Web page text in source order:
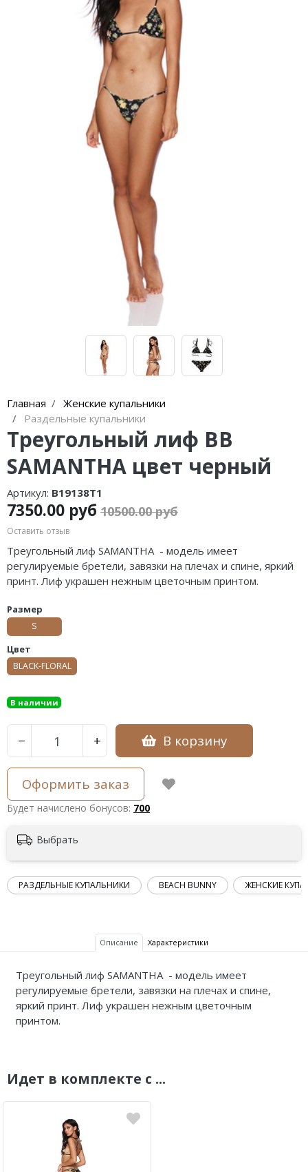
Главная
Женские купальники
Раздельные купальники
Треугольный лиф BB
SAMANTHA цвет черный
Артикул: B19138T1
7350.00 руб 10500.00 руб
Оставить отзыв
Треугольный лиф SAMANTHA - модель имеет
регулируемые бретели, завязки на плечах и спине, яркий
принт. Лиф украшен нежным цветочным принтом.
Размер
S
Цвет
BLACK-FLORAL
В наличии
− + В корзину
Оформить заказ
Будет начислено бонусов: 700
Выбрать
РАЗДЕЛЬНЫЕ КУПАЛЬНИКИ BEACH BUNNY ЖЕНСКИЕ
Описание Характеристики
Треугольный лиф SAMANTHA - модель имеет
регулируемые бретели, завязки на плечах и спине,
яркий принт. Лиф украшен нежным цветочным
принтом.
Идет в комплекте с ...
Heroine Sport